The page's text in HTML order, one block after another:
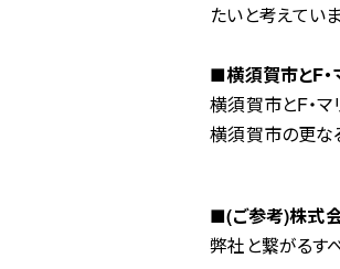
たいと考えていま
■横須賀市とF・
横須賀市とF・マ
横須賀市の更な
■(ご参考)株式
弊社と繋がるす